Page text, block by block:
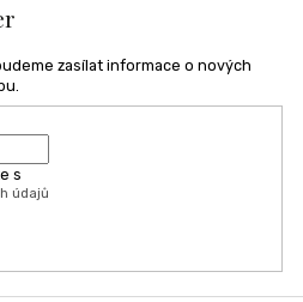
zasílat informace o nových
s
údajů